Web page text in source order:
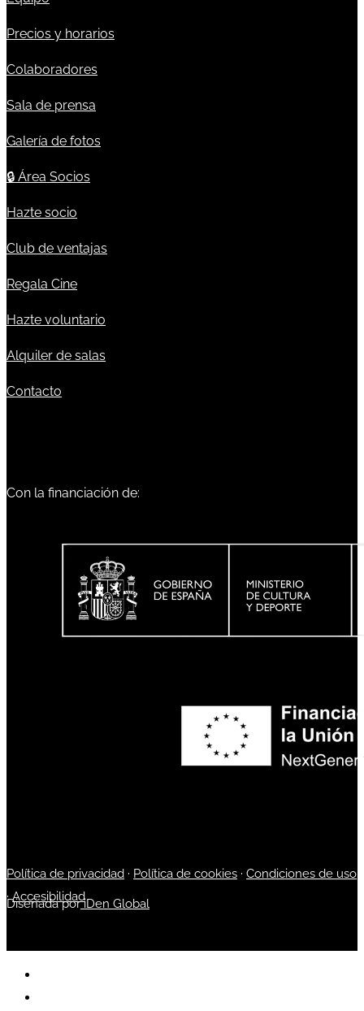
Precios y horarios
Colaboradores
Sala de prensa
Galería de fotos
🔒 Área Socios
Hazte socio
Club de ventajas
Regala Cine
Hazte voluntario
Alquiler de salas
Contacto
Con la financiación de:
Política de privacidad · Política de cookies · Condiciones de uso
·Accesibilidad
Diseñada poriDen Global